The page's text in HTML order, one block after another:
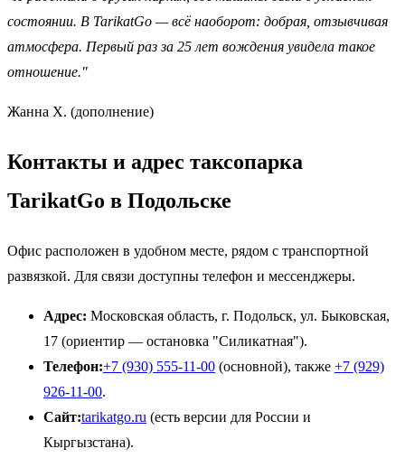
состоянии. В TarikatGo — всё наоборот: добрая, отзывчивая
атмосфера. Первый раз за 25 лет вождения увидела такое
отношение."
Жанна Х. (дополнение)
Контакты и адрес таксопарка
TarikatGo в Подольске
Офис расположен в удобном месте, рядом с транспортной
развязкой. Для связи доступны телефон и мессенджеры.
Адрес: Московская область, г. Подольск, ул. Быковская,
17 (ориентир — остановка "Силикатная").
Телефон:+7 (930) 555-11-00 (основной), также +7 (929)
926-11-00.
Сайт:tarikatgo.ru (есть версии для России и
Кыргызстана).